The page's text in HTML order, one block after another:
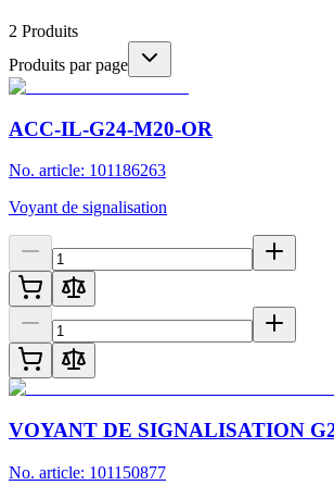
2 Produits
Produits par page
ACC-IL-G24-M20-OR
No. article: 101186263
Voyant de signalisation
VOYANT DE SIGNALISATION
No. article: 101150877